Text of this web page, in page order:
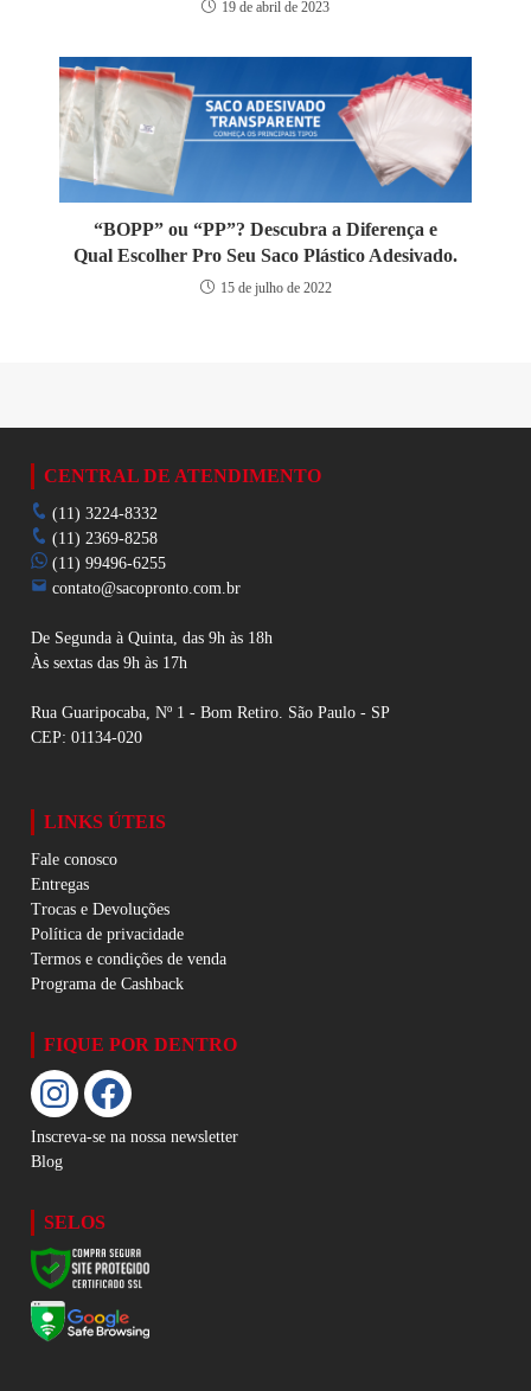
19 de abril de 2023
“BOPP” ou “PP”? Descubra a Diferença e
Qual Escolher Pro Seu Saco Plástico Adesivado.
15 de julho de 2022
CENTRAL DE ATENDIMENTO
(11) 3224-8332
(11) 2369-8258
(11) 99496-6255
contato@sacopronto.com.br
De Segunda à Quinta, das 9h às 18h
Às sextas das 9h às 17h
Rua Guaripocaba, Nº 1 - Bom Retiro. São Paulo - SP
CEP: 01134-020
LINKS ÚTEIS
Fale conosco
Entregas
Trocas e Devoluções
Política de privacidade
Termos e condições de venda
Programa de Cashback
FIQUE POR DENTRO
Inscreva-se na nossa newsletter
Blog
SELOS